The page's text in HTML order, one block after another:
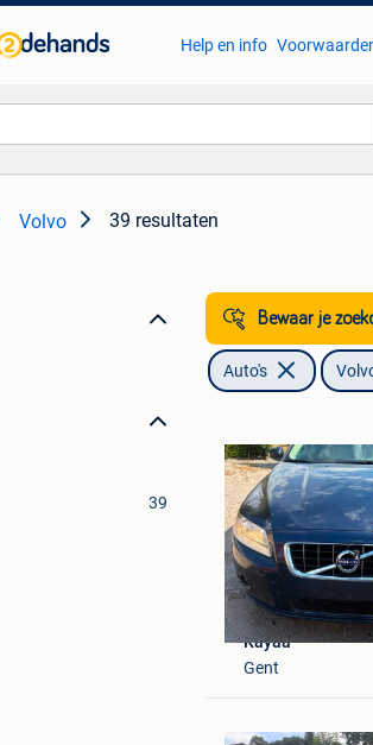
Help en info
Volvo 39 resultaten
39
Bewaar je
Auto's
Kayaa
Gent